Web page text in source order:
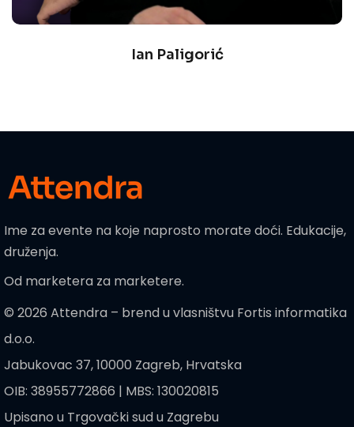
Ian Paligorić
Ime za evente na koje naprosto morate doći. Edukacije,
druženja.
Od marketera za marketere.
© 2026 Attendra – brend u vlasništvu Fortis informatika
d.o.o.
Jabukovac 37, 10000 Zagreb, Hrvatska
OIB: 38955772866 | MBS: 130020815
Upisano u Trgovački sud u Zagrebu